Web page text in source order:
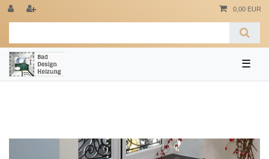
0,00 EUR
☰